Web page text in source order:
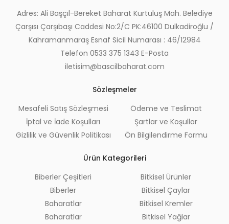
Adres: Ali Başçıl-Bereket Baharat Kurtuluş Mah. Belediye
Çarşısı Çarşıbaşı Caddesi No:2/C PK:46100 Dulkadiroğlu /
Kahramanmaraş Esnaf Sicil Numarası : 46/12984
Telefon 0533 375 1343 E-Posta
iletisim@bascilbaharat.com
Sözleşmeler
Mesafeli Satış Sözleşmesi
İptal ve İade Koşulları
Gizlilik ve Güvenlik Politikası
Ödeme ve Teslimat
Şartlar ve Koşullar
Ön Bilgilendirme Formu
Ürün Kategorileri
Biberler Çeşitleri
Biberler
Baharatlar
Baharatlar
Bitkisel Ürünler
Bitkisel Çaylar
Bitkisel Kremler
Bitkisel Yağlar